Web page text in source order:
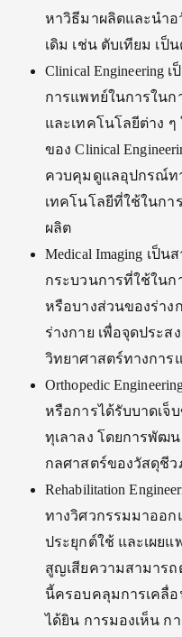
หาวิธีมาผลิตและนำอ
เดิม เช่น ตับเทียม เป็
Clinical Engineering
การแพทย์ในการใน
และเทคโนโลยีต่าง
ของ Clinical
ควบคุมดูแลอุปกรณ์ท
เทคโนโลยีที่ใช้ในก
ผลิต
Medical Imaging เป็
กระบวนการที่ใช้ในก
หรือบางส่วนของร่าง
ร่างกาย เพื่อจุดประ
วิทยาศาสตร์ทางการ
Orthopedic
หรือการได้รับบาดเจ็
ทุเลาลง โดยการพัฒ
กลศาสตร์ของวัสดุชีว
Rehabilitation
ทางวิศวกรรมมาออ
ประยุกต์ใช้ และเผย
สูญเสียความสามารถ
นี้ครอบคลุมการเคลื่
ได้ยิน การมองเห็น ก